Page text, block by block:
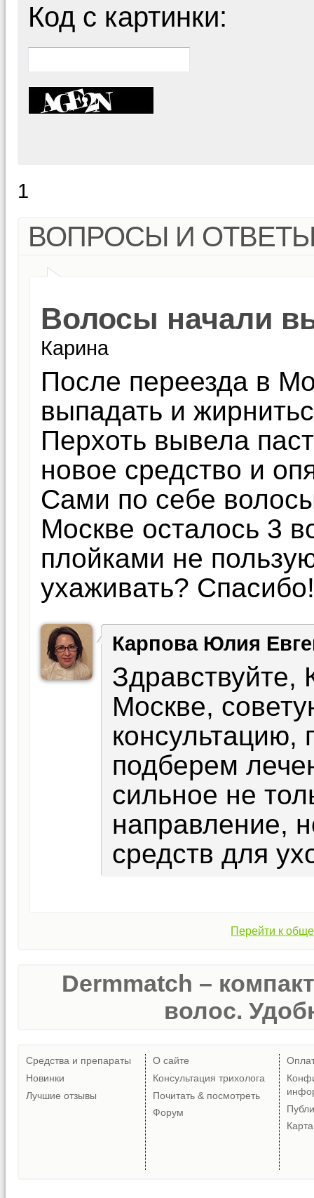
Код с картинки:
1
ВОПРОСЫ И
Волосы начали
Карина
После переезда в
выпадать и
Перхоть вывела
новое средство и
Сами по себе
Москве осталось 3
плойками не
ухаживать? Спасибо!
Карпова Юлия
Москве,
консультацию,
подберем
сильное не
направление,
средств для
Перейти к
Dermmatch –
волос.
Средства и препараты
Новинки
Лучшие отзывы
О сайте
Консультация трихолога
Почитать & посмотреть
Форум